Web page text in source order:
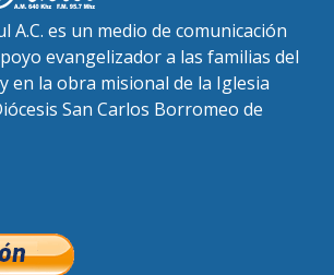
A.C. es un medio de comunicación
evangelizador a las familias del
en la obra misional de la Iglesia
San Carlos Borromeo de